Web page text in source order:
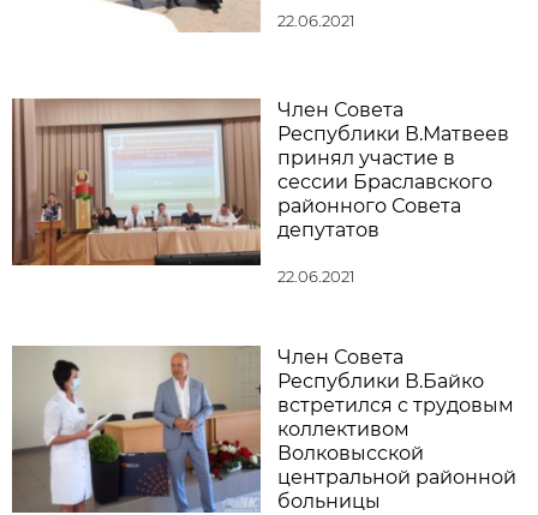
22.06.2021
Член Совета
Республики В.Матвеев
принял участие в
сессии Браславского
районного Совета
депутатов
22.06.2021
Член Совета
Республики В.Байко
встретился с трудовым
коллективом
Волковысской
центральной районной
больницы